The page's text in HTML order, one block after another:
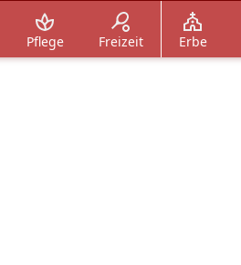
Pflege Freizeit Erbe